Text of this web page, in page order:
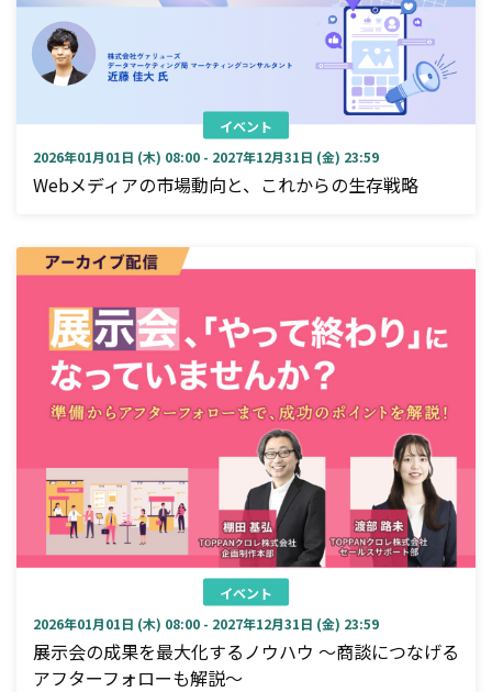
イベント
2026年01月01日 (木) 08:00 - 2027年12月31日 (金) 23:59
Webメディアの市場動向と、これからの生存戦略
イベント
2026年01月01日 (木) 08:00 - 2027年12月31日 (金) 23:59
展示会の成果を最大化するノウハウ ～商談につなげる
アフターフォローも解説～